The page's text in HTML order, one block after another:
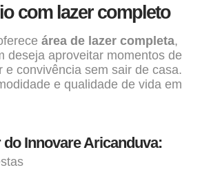
com lazer completo
área de lazer completa,
deseja aproveitar momentos de
e convivência sem sair de casa.
e qualidade de vida em
do Innovare Aricanduva: